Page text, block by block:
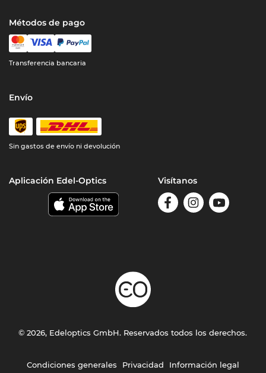
Métodos de pago
Transferencia bancaria
Envío
Sin gastos de envío ni devolución
Aplicación Edel-Optics Visítanos
Condiciones generales Privacidad Información legal
© 2026, Edeloptics GmbH. Reservados todos los derechos.